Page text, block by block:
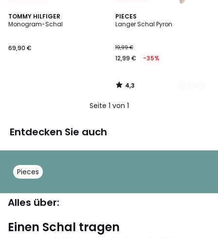
TOMMY HILFIGER
Monogram-Schal
69,90 €
PIECES
Langer Schal Pyron
19,99 €
12,99 € -35%
4,3
/ 5
2
Farben
4,3
/
Seite 1 von 1
Entdecken Sie auch
Pieces
Alles über:
Einen Schal tragen